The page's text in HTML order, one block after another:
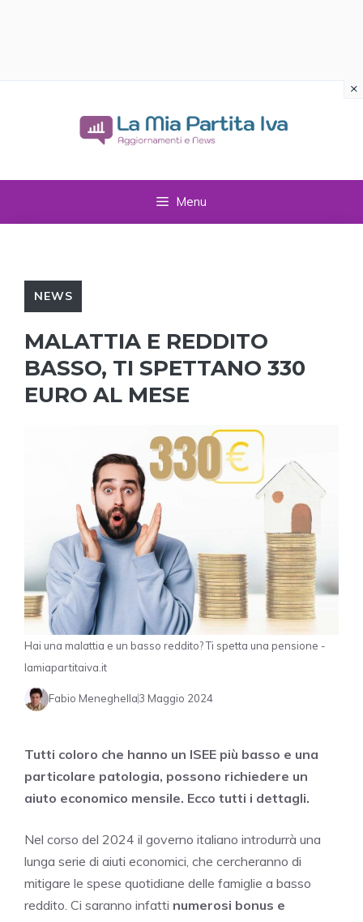
Menu
NEWS
MALATTIA E REDDITO
BASSO, TI SPETTANO 330
EURO AL MESE
Hai una malattia e un basso reddito? Ti spetta una pensione -
lamiapartitaiva.it
Fabio Meneghella3 Maggio 2024
Tutti coloro che hanno un ISEE più basso e una
particolare patologia, possono richiedere un
aiuto economico mensile. Ecco tutti i dettagli.
Nel corso del 2024 il governo italiano introdurrà una
lunga serie di aiuti economici, che cercheranno di
mitigare le spese quotidiane delle famiglie a basso
reddito. Ci saranno infatti numerosi bonus e
×